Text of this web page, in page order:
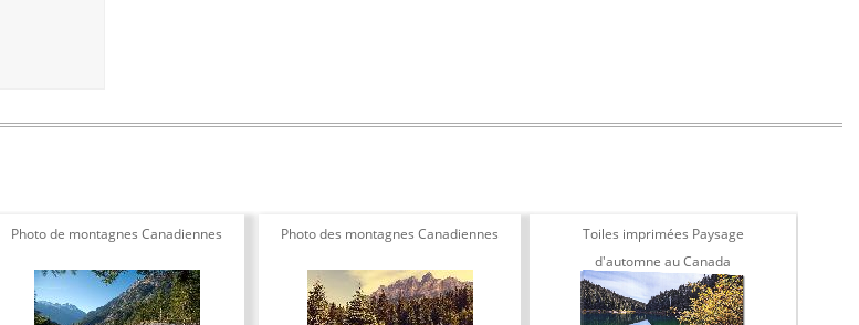
Photo de montagnes Canadiennes Photo des montagnes Canadiennes
Toiles imprimées Paysage
d'automne au Canada